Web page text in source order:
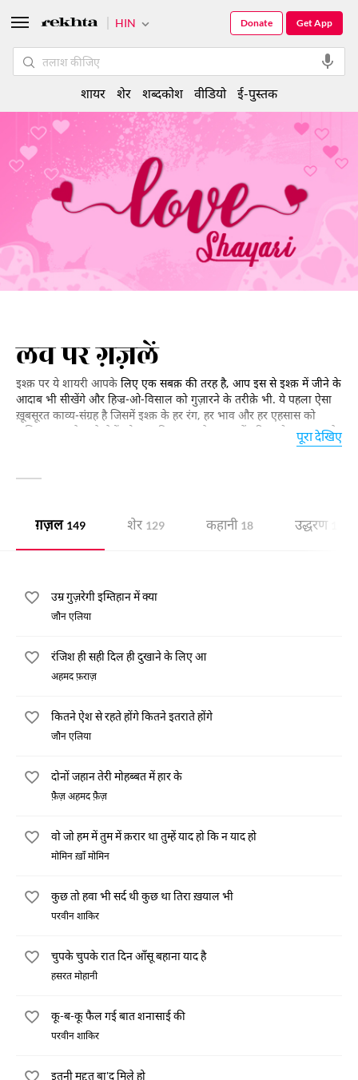
लव पर ग़ज़लें
इश्क़ पर ये शायरी आपके लिए एक सबक़ की तरह है, आप इस से इश्क़ में जीने के
आदाब भी सीखेंगे और हिज्र-ओ-विसाल को गुज़ारने के तरीक़े भी. ये पहला ऐसा
ख़ूबसूरत काव्य-संग्रह है जिसमें इश्क़ के हर रंग, हर भाव और हर एहसास को
अभिव्यक्त करने वाले शेरों को जमा किया गया है.आप इन्हें पढ़िए और इश्क़ करने
पूरा देखिए
ग़ज़ल 149 शेर 129 कहानी 18 उद्धरण
उम्र गुज़रेगी इम्तिहान में क्या
जौन एलिया
रंजिश ही सही दिल ही दुखाने के लिए आ
अहमद फ़राज़
कितने ऐश से रहते होंगे कितने इतराते होंगे
जौन एलिया
दोनों जहान तेरी मोहब्बत में हार के
फ़ैज़ अहमद फ़ैज़
वो जो हम में तुम में क़रार था तुम्हें याद हो कि न याद हो
मोमिन ख़ाँ मोमिन
कुछ तो हवा भी सर्द थी कुछ था तिरा ख़याल भी
परवीन शाकिर
चुपके चुपके रात दिन आँसू बहाना याद है
हसरत मोहानी
कू-ब-कू फैल गई बात शनासाई की
परवीन शाकिर
इतनी मुद्दत बा'द मिले हो
HIN Get App
Donate
शायर शेर शब्दकोश वीडियो ई-पुस्तक